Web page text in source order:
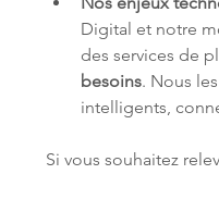
Digital et notre
des services de
besoins. Nous
intelligents,
Si vous souhaitez